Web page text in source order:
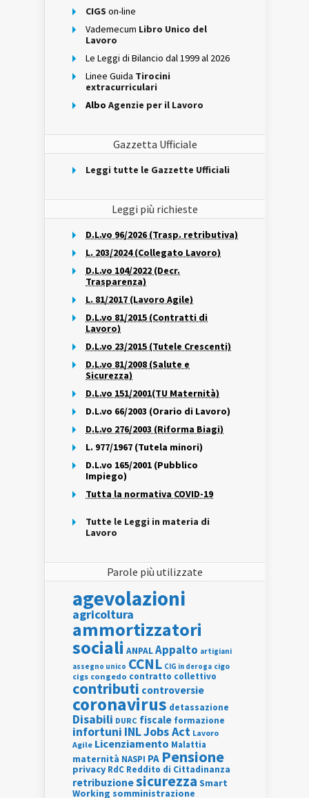
CIGS on-line
Vademecum Libro Unico del
Lavoro
Le Leggi di Bilancio dal 1999 al 2026
Linee Guida Tirocini
extracurriculari
Albo Agenzie per il Lavoro
Gazzetta Ufficiale
Leggi tutte le Gazzette Ufficiali
Leggi più richieste
D.L.vo 96/2026 (Trasp. retributiva)
L. 203/2024 (Collegato Lavoro)
D.L.vo 104/2022 (Decr.
Trasparenza)
L. 81/2017 (Lavoro Agile)
D.L.vo 81/2015 (Contratti di
Lavoro)
D.L.vo 23/2015 (Tutele Crescenti)
D.L.vo 81/2008 (Salute e
Sicurezza)
D.L.vo 151/2001(TU Maternità)
D.L.vo 66/2003 (Orario di Lavoro)
D.L.vo 276/2003 (Riforma Biagi)
L. 977/1967 (Tutela minori)
D.L.vo 165/2001 (Pubblico
Impiego)
Tutta la normativa COVID-19
Tutte le Leggi in materia di
Lavoro
Parole più utilizzate
agevolazioni
agricoltura
ammortizzatori
sociali ANPALAppalto artigiani
assegno unico CCNL CIG in deroga cigo
cigs congedo contratto collettivo
contributi controversie
coronavirus detassazione
Disabili DURC fiscale formazione
infortuni INLJobs Act Lavoro
Agile Licenziamento Malattia
maternità NASPI PA Pensione
privacy RdC Reddito di Cittadinanza
retribuzionesicurezza Smart
Working somministrazione